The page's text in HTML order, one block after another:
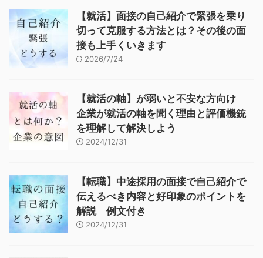
【就活】面接の自己紹介で緊張を乗り
切って克服する方法とは？その後の面
接も上手くいきます
2026/7/24
【就活の軸】が弱いと不安な方向け
企業が就活の軸を聞く理由と評価機銃
を理解して解決しよう
2024/12/31
【転職】中途採用の面接で自己紹介で
伝えるべき内容と好印象のポイントを
解説 例文付き
2024/12/31